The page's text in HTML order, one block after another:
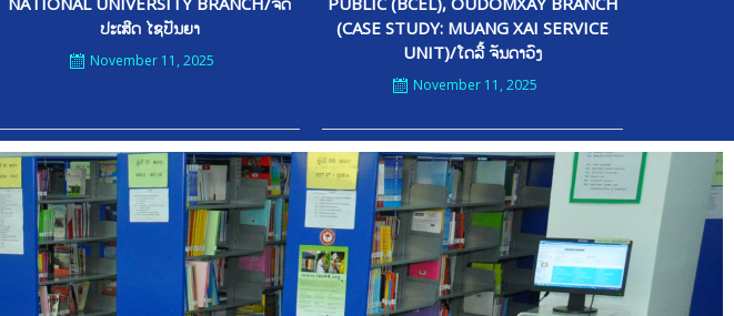
ປະເສີດ ໄຊປັນຍາ
November 11, 2025
(CASE STUDY: MUANG XAI SERVICE
UNIT)/ໂດລີ້ ຈັນດາວົງ
November 11, 2025